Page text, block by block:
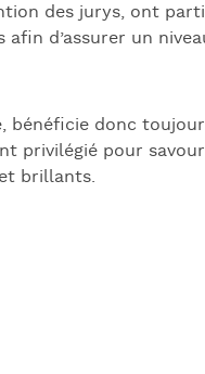
des jurys, ont
d’assurer un
bénéficie donc
privilégié pour
brillants.